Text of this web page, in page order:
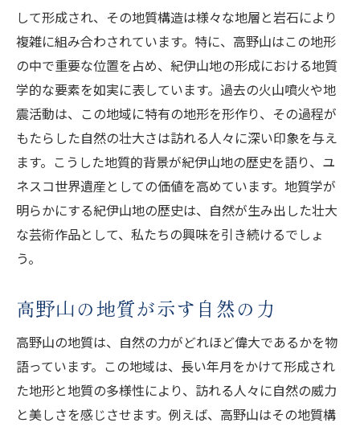
して形成され、その地質構造は様々な地層と岩石により
複雑に組み合わされています。特に、高野山はこの地形
の中で重要な位置を占め、紀伊山地の形成における地質
学的な要素を如実に表しています。過去の火山噴火や地
震活動は、この地域に特有の地形を形作り、その過程が
もたらした自然の壮大さは訪れる人々に深い印象を与え
ます。こうした地質的背景が紀伊山地の歴史を語り、ユ
ネスコ世界遺産としての価値を高めています。地質学が
明らかにする紀伊山地の歴史は、自然が生み出した壮大
な芸術作品として、私たちの興味を引き続けるでしょ
う。
高野山の地質が示す自然の力
高野山の地質は、自然の力がどれほど偉大であるかを物
語っています。この地域は、長い年月をかけて形成され
た地形と地質の多様性により、訪れる人々に自然の威力
と美しさを感じさせます。例えば、高野山はその地質構